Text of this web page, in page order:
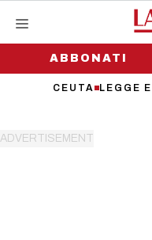
contenutoABBONATI
CEUTA LEGGE